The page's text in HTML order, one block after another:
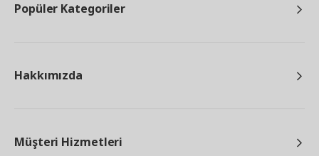
Popüler Kategoriler
Hakkımızda
Müşteri Hizmetleri